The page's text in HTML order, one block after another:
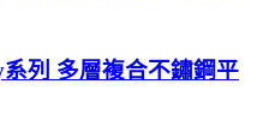
列 多層複合不鏽鋼平